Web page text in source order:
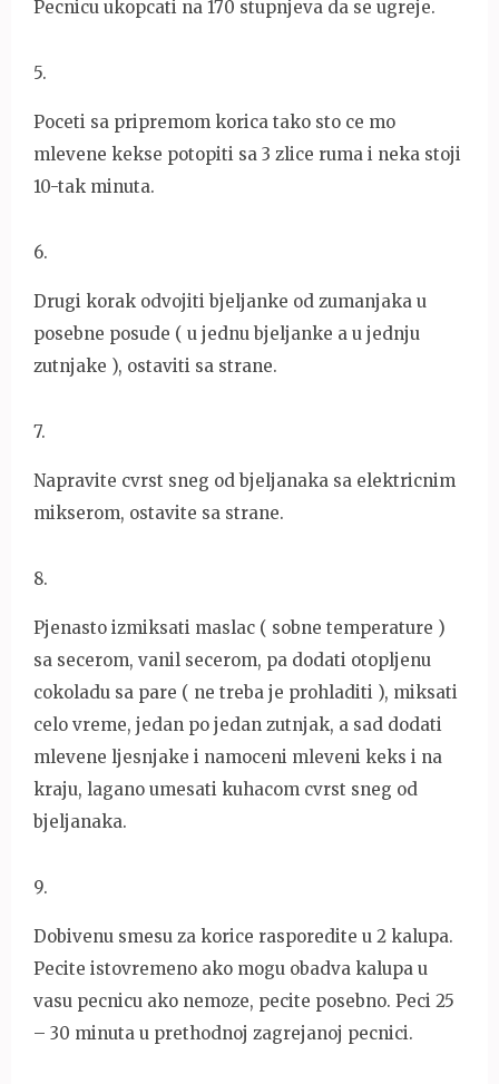
Pecnicu ukopcati na 170 stupnjeva da se ugreje.
5.
Poceti sa pripremom korica tako sto ce mo
mlevene kekse potopiti sa 3 zlice ruma i neka stoji
10-tak minuta.
6.
Drugi korak odvojiti bjeljanke od zumanjaka u
posebne posude ( u jednu bjeljanke a u jednju
zutnjake ), ostaviti sa strane.
7.
Napravite cvrst sneg od bjeljanaka sa elektricnim
mikserom, ostavite sa strane.
8.
Pjenasto izmiksati maslac ( sobne temperature )
sa secerom, vanil secerom, pa dodati otopljenu
cokoladu sa pare ( ne treba je prohladiti ), miksati
celo vreme, jedan po jedan zutnjak, a sad dodati
mlevene ljesnjake i namoceni mleveni keks i na
kraju, lagano umesati kuhacom cvrst sneg od
bjeljanaka.
9.
Dobivenu smesu za korice rasporedite u 2 kalupa.
Pecite istovremeno ako mogu obadva kalupa u
vasu pecnicu ako nemoze, pecite posebno. Peci 25
– 30 minuta u prethodnoj zagrejanoj pecnici.